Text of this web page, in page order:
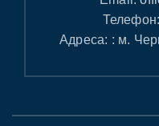
Телефон:
Адреса: : м.